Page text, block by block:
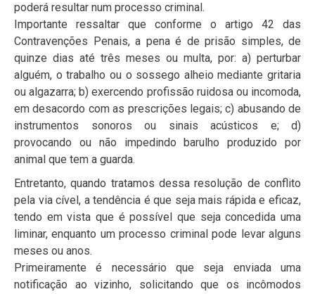
poderá resultar num processo criminal.
Importante ressaltar que conforme o artigo 42 das
Contravenções Penais, a pena é de prisão simples, de
quinze dias até três meses ou multa, por: a) perturbar
alguém, o trabalho ou o sossego alheio mediante gritaria
ou algazarra; b) exercendo profissão ruidosa ou incomoda,
em desacordo com as prescrições legais; c) abusando de
instrumentos sonoros ou sinais acústicos e; d)
provocando ou não impedindo barulho produzido por
animal que tem a guarda.
Entretanto, quando tratamos dessa resolução de conflito
pela via cível, a tendência é que seja mais rápida e eficaz,
tendo em vista que é possível que seja concedida uma
liminar, enquanto um processo criminal pode levar alguns
meses ou anos.
Primeiramente é necessário que seja enviada uma
notificação ao vizinho, solicitando que os incômodos